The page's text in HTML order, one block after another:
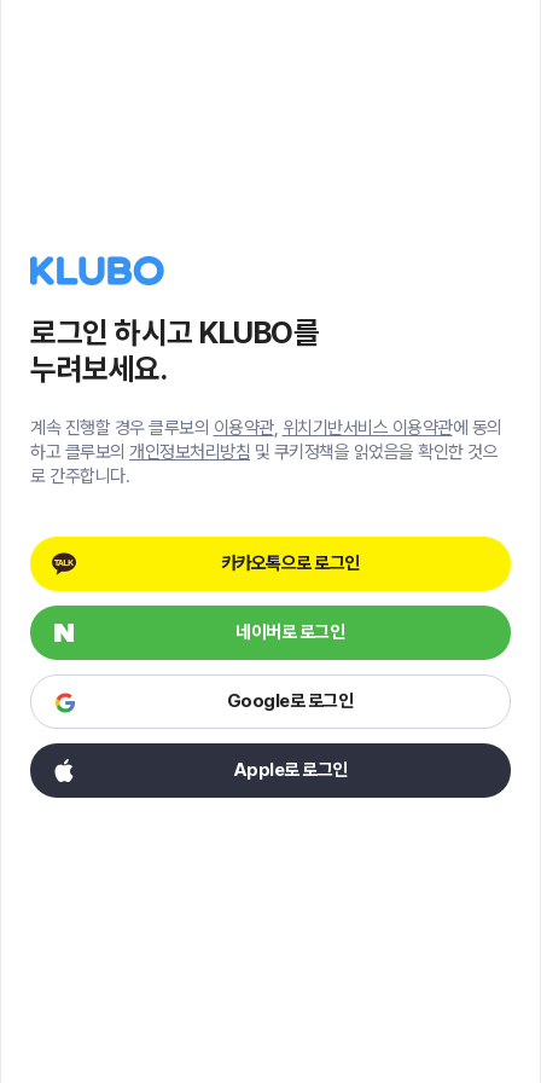
로그인 하시고 KLUBO를
누려보세요.
계속 진행할 경우 클루보의 이용약관, 위치기반서비스 이용약관에 동의
하고 클루보의 개인정보처리방침 및 쿠키정책을 읽었음을 확인한 것으
로 간주합니다.
카카오톡으로 로그인
네이버로 로그인
Google로 로그인
Apple로 로그인